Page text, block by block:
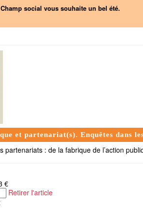
social vous souhaite un bel été.
et partenariat(s). Enquêtes dans
partenariats : de la fabrique de l’action
€
Retirer l'article